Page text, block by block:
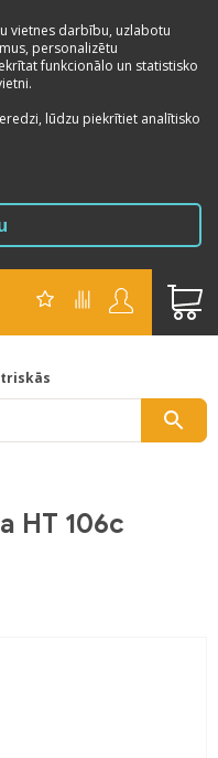
vietnes darbību, uzlabotu
personalizētu
funkcionālo un statistisko
lūdzu piekrītiet analītisko
HT 106c